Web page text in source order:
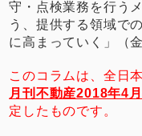
守・点検業務を行う
う、提供する領域で
に高まっていく」（
このコラムは、全日
月刊不動産2018年4
定したものです。